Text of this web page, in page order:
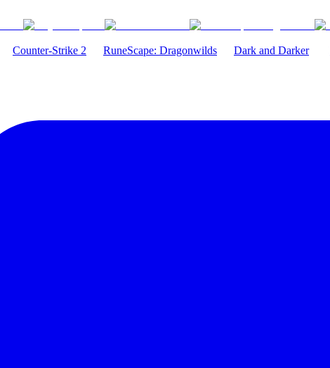
Counter-Strike 2 RuneScape: Dragonwilds Dark and Darker